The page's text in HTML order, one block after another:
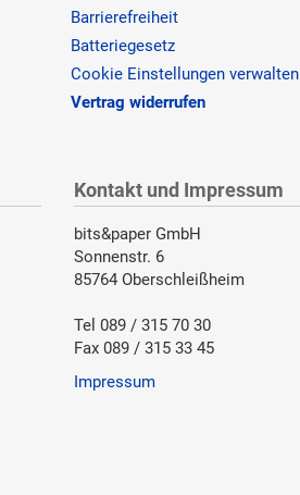
Barrierefreiheit
Batteriegesetz
Cookie Einstellungen verwalten
Vertrag widerrufen
Kontakt und Impressum
bits&paper GmbH
Sonnenstr. 6
85764 Oberschleißheim
Tel 089 / 315 70 30
Fax 089 / 315 33 45
Impressum